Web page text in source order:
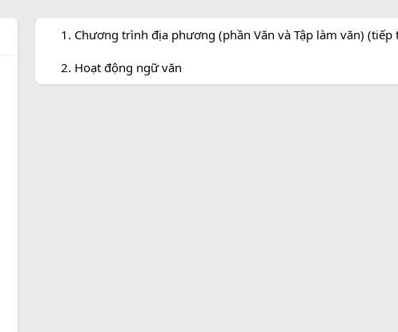
1. Chương trình địa phương (phần Văn và Tập làm văn) (tiếp
2. Hoạt động ngữ văn